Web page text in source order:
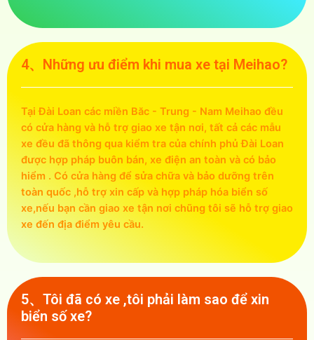
4、Những ưu điểm khi mua xe tại Meihao?
Tại Đài Loan các miền Băc - Trung - Nam Meihao đều
có cửa hàng và hỗ trợ giao xe tận nơi, tất cả các mẫu
xe đều đã thông qua kiểm tra của chính phủ Đài Loan
được hợp pháp buôn bán, xe điện an toàn và có bảo
hiểm . Có cửa hàng để sửa chữa và bảo dưỡng trên
toàn quốc ,hỗ trợ xin cấp và hợp pháp hóa biển số
xe,nếu bạn cần giao xe tận nơi chũng tôi sẽ hỗ trợ giao
xe đến địa điểm yêu cầu.
5、Tôi đã có xe ,tôi phải làm sao để xin
biển số xe?